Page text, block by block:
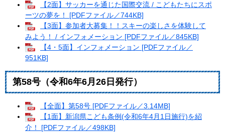
【2面】サッカーを通じた国際交流 / こどもたちにスポ
ーツの夢を！ [PDFファイル／744KB]
【3面】参加者大募集！！スキーの楽しさを体験して
みよう！ / インフォメーション [PDFファイル／845KB]
【4・5面】インフォメーション [PDFファイル／
951KB]
第58号（令和6年6月26日発行）
【全面】第58号 [PDFファイル／3.14MB]
【1面】新潟県こども条例(令和6年4月1日施行)を紹
介！ [PDFファイル／498KB]